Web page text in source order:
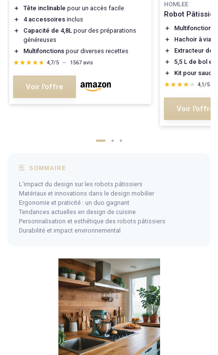
＋ Tête inclinable pour un accès facile
＋
4 accessoires inclus
＋
Capacité de 4,8L pour des préparations
généreuses
＋
Multifonctions pour diverses recettes
★★★★★
★★★★★ 4,7/5 — 1567 avis
Voir l'offre
HOMLEE
Robot
＋
Multifonctions
＋
Hachoir à
＋
Extracteur de
＋
5,5 L de bol
＋
Kit pour
★★★★★
★★★★★ 4,1/5
Voir l'offre
SOMMAIRE
L'impact du design sur les robots pâtissiers
Matériaux et innovations dans le design mobilier
Ergonomie et praticité : un duo gagnant
Tendances actuelles en design de cuisine
Personnalisation et esthétique des robots pâtissiers
Durabilité et impact environnemental